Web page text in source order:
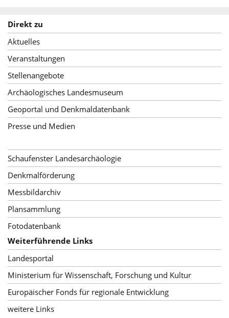
Direkt zu
Aktuelles
Veranstaltungen
Stellenangebote
Archäologisches Landesmuseum
Geoportal und Denkmaldatenbank
Presse und Medien
Schaufenster Landesarchäologie
Denkmalförderung
Messbildarchiv
Plansammlung
Fotodatenbank
Weiterführende Links
Landesportal
Ministerium für Wissenschaft, Forschung und Kultur
Europäischer Fonds für regionale Entwicklung
weitere Links